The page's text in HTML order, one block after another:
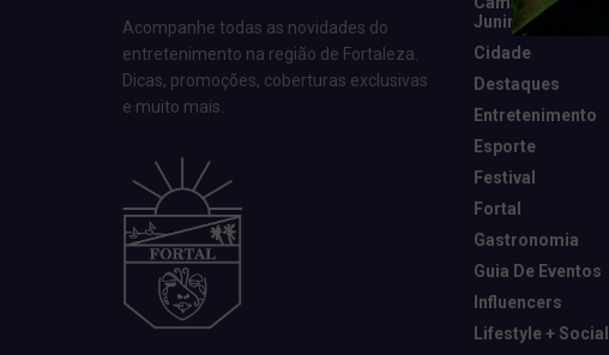
Acompanhe todas as novidades do
entretenimento na região de Fortaleza.
Dicas, promoções, coberturas exclusivas
e muito mais.
Junino
Cidade
Destaques
Entretenimento
Esporte
Festival
Fortal
Gastronomia
Guia De Eventos
Influencers
Lifestyle + Social